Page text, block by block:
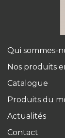
Qui sommes-
Nos produits
Catalogue
Produits du
Actualités
Contact